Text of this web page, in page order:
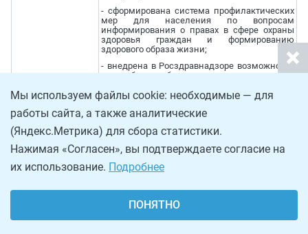
- сформирована система профилактических
мер для населения по вопросам
информирования о правах в сфере охраны
здоровья граждан и формированию
здорового образа жизни;
- внедрена в Росздравнадзоре возможность
досудебного обжалования в электронном
"Личного кабинета" на основе утвержденного
Стандарта комплексной профилактики
нарушений обязательных требований для
России).
Этап II до конца 2018 года
- опубликован в открытом доступе годовой
безопасности медицинской деятельности;
Мы используем файлы cookie: необходимые — для
работы сайта, а также аналитические
(Яндекс.Метрика) для сбора статистики.
Нажимая «Согласен», вы подтверждаете согласие на
их использование. Подробнее
ПОНЯТНО